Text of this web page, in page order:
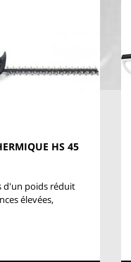
HS 45
d'un poids réduit
élevées,